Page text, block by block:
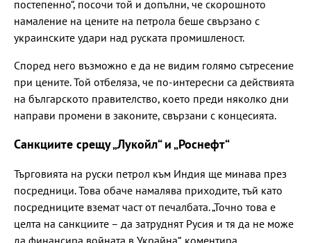
постепенно“, посочи той и допълни, че скорошното
намаление на цените на петрола беше свързано с
украинските удари над руската промишленост.
Според него възможно е да не видим голямо сътресение
при цените. Той отбеляза, че по-интересни са действията
на българското правителство, което преди няколко дни
направи промени в законите, свързани с концесията.
Санкциите срещу „Лукойл“ и „Роснефт“
Търговията на руски петрол към Индия ще минава през
посредници. Това обаче намалява приходите, тъй като
посредниците вземат част от печалбата. „Точно това е
целта на санкциите – да затруднят Русия и тя да не може
да финансира войната в Украйна“, коментира